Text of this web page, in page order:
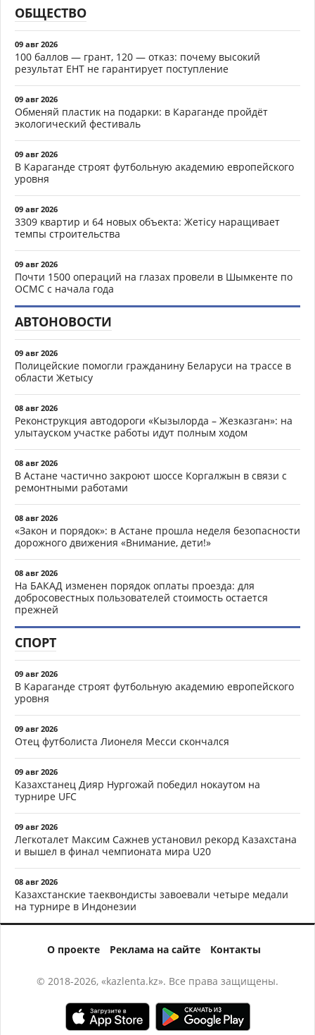
ОБЩЕСТВО
09 авг 2026
100 баллов — грант, 120 — отказ: почему высокий
результат ЕНТ не гарантирует поступление
09 авг 2026
Обменяй пластик на подарки: в Караганде пройдёт
экологический фестиваль
09 авг 2026
В Караганде строят футбольную академию европейского
уровня
09 авг 2026
3309 квартир и 64 новых объекта: Жетісу наращивает
темпы строительства
09 авг 2026
Почти 1500 операций на глазах провели в Шымкенте по
ОСМС с начала года
АВТОНОВОСТИ
09 авг 2026
Полицейские помогли гражданину Беларуси на трассе в
области Жетысу
08 авг 2026
Реконструкция автодороги «Кызылорда – Жезказган»: на
улытауском участке работы идут полным ходом
08 авг 2026
В Астане частично закроют шоссе Коргалжын в связи с
ремонтными работами
08 авг 2026
«Закон и порядок»: в Астане прошла неделя безопасности
дорожного движения «Внимание, дети!»
08 авг 2026
На БАКАД изменен порядок оплаты проезда: для
добросовестных пользователей стоимость остается
прежней
СПОРТ
09 авг 2026
В Караганде строят футбольную академию европейского
уровня
09 авг 2026
Отец футболиста Лионеля Месси скончался
09 авг 2026
Казахстанец Дияр Нургожай победил нокаутом на
турнире UFC
09 авг 2026
Легкоталет Максим Сажнев установил рекорд Казахстана
и вышел в финал чемпионата мира U20
08 авг 2026
Казахстанские таеквондисты завоевали четыре медали
на турнире в Индонезии
О проекте Реклама на сайте Контакты
© 2018-2026, «kazlenta.kz». Все права защищены.